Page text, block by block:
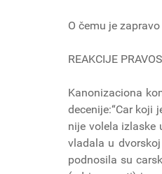
O čemu je zapravo
REAKCIJE
Kanonizaciona
decenije:“Car koji
nije volela izlaske
vladala u
podnosila su